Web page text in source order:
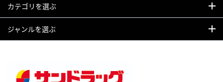
カテゴリを選ぶ
ジャンルを選ぶ